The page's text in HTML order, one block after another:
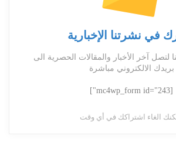
في نشرتنا الإخبارية
لتصل آخر الأخبار والمقالات الحصرية الى
بريدك الالكتروني مباشرة
[mc4wp_form id="243"]
الغاء اشتراكك في أي وقت